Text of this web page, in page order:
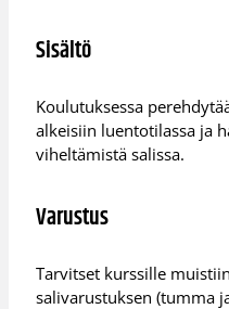
Sisältö
Koulutuksessa
alkeisiin luentotilassa ja
viheltämistä salissa.
Varustus
Tarvitset kurssille
salivarustuksen (tumma